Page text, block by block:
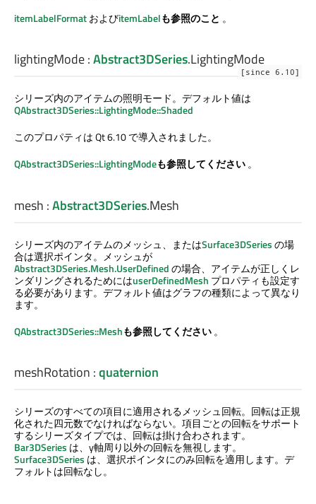
itemLabelFormatおよびitemLabelも参照のこと 。
lightingMode:Abstract3DSeries.LightingMode
[since 6.10]
シリーズ内のアイテムの照明モード。デフォルト値は
QAbstract3DSeries::LightingMode::Shaded
このプロパティは Qt 6.10 で導入されました。
QAbstract3DSeries::LightingModeも参照してください。
mesh :Abstract3DSeries.Mesh
シリーズ内のアイテムのメッシュ、またはSurface3DSeriesの場
合は選択ポインタ。メッシュが
Abstract3DSeries.Mesh.UserDefinedの場合、アイテムが正しくレ
ンダリングされるためにはuserDefinedMesh プロパティも設定す
る必要があります。デフォルト値はグラフの種類によって異なり
ます。
QAbstract3DSeries::Meshも参照してください。
meshRotation :quaternion
シリーズのすべての項目に適用されるメッシュ回転。回転は正規
化された四元数でなければならない。項目ごとの回転をサポート
するシリーズタイプでは、回転は掛け合わされます。
Bar3DSeries は、y軸周り以外の回転を無視します。
Surface3DSeries は、選択ポインタにのみ回転を適用します。デ
フォルトは回転なし。